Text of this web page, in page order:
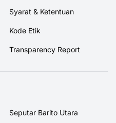
Syarat & Ketentuan
Kode Etik
Transparency Report
Seputar Barito Utara